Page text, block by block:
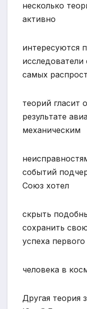
несколько
активно
интересуются
самых
теорий гласит
результате
механическим
событий
Союз хотел
скрыть
сохранить
успеха
человека в
Другая теория